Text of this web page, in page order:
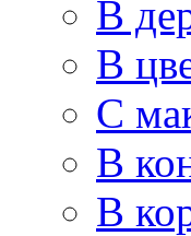
В
В
С
В
В